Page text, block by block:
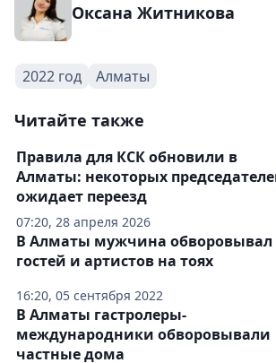
Оксана Житникова
2022 год Алматы
Читайте также
07:20, 28 апреля 2026
Правила для КСК обновили в
Алматы: некоторых
ожидает переезд
16:20, 05 сентября 2022
В Алматы мужчина обворовывал
гостей и артистов на тоях
В Алматы гастролеры-
международники обворовывали
частные дома